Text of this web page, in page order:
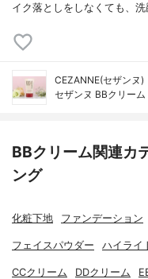
イク落としをしなくても、
CEZANNE(セザンヌ)
セザンヌ BBクリーム
BBクリーム関連カ
ング
化粧下地 ファンデーション
フェイスパウダー ハイライ
CCクリーム DDクリーム